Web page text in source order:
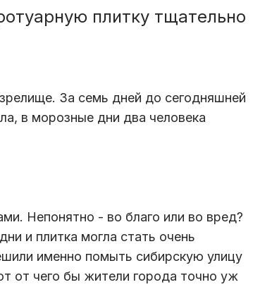
плитку тщательно
За семь дней до сегодняшней
в морозные дни два человека
Непонятно - во благо или во вред?
и плитка могла стать очень
именно помыть сибирскую улицу
от чего бы жители города точно уж